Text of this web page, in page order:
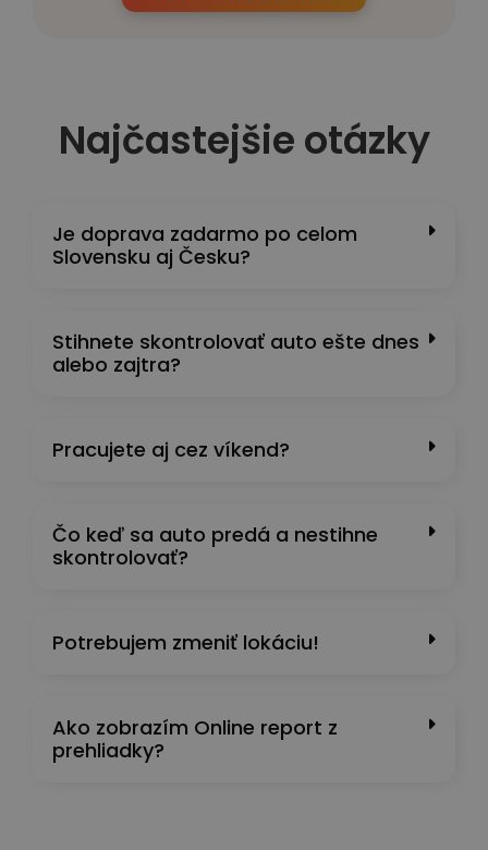
Najčastejšie otázky
Je doprava zadarmo po celom
Slovensku aj Česku?
Stihnete skontrolovať auto ešte dnes
alebo zajtra?
Pracujete aj cez víkend?
Čo keď sa auto predá a nestihne
skontrolovať?
Potrebujem zmeniť lokáciu!
Ako zobrazím Online report z
prehliadky?